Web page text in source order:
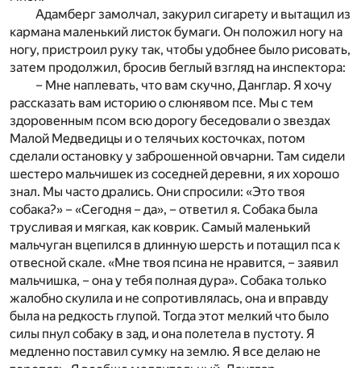
Адамберг замолчал, закурил сигарету и вытащил из
кармана маленький листок бумаги. Он положил ногу на
ногу, пристроил руку так, чтобы удобнее было рисовать,
затем продолжил, бросив беглый взгляд на инспектора:
– Мне наплевать, что вам скучно, Данглар. Я хочу
рассказать вам историю о слюнявом псе. Мы с тем
здоровенным псом всю дорогу беседовали о звездах
Малой Медведицы и о телячьих косточках, потом
сделали остановку у заброшенной овчарни. Там сидели
шестеро мальчишек из соседней деревни, я их хорошо
знал. Мы часто дрались. Они спросили: «Это твоя
собака?» – «Сегодня – да», – ответил я. Собака была
трусливая и мягкая, как коврик. Самый маленький
мальчуган вцепился в длинную шерсть и потащил пса к
отвесной скале. «Мне твоя псина не нравится, – заявил
мальчишка, – она у тебя полная дура». Собака только
жалобно скулила и не сопротивлялась, она и вправду
была на редкость глупой. Тогда этот мелкий что было
силы пнул собаку в зад, и она полетела в пустоту. Я
медленно поставил сумку на землю. Я все делаю не